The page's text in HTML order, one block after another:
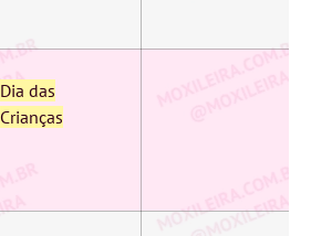
Dia das
Crianças